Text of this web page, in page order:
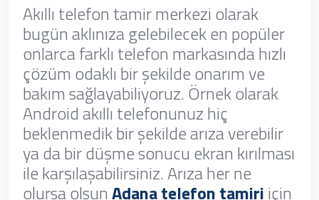
Akıllı telefon tamir merkezi olarak
bugün aklınıza gelebilecek en popüler
onlarca farklı telefon markasında hızlı
çözüm odaklı bir şekilde onarım ve
bakım sağlayabiliyoruz. Örnek olarak
Android akıllı telefonunuz hiç
beklenmedik bir şekilde arıza verebilir
ya da bir düşme sonucu ekran kırılması
ile karşılaşabilirsiniz. Arıza her ne
olursa olsunAdana telefon tamiriiçin